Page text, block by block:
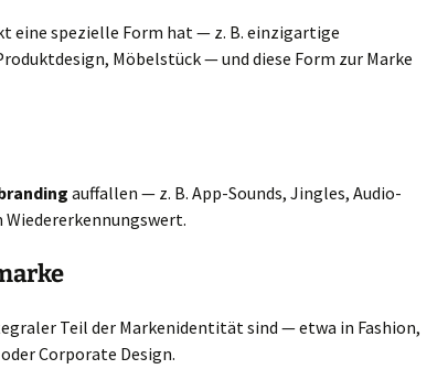
eine spezielle Form hat — z. B. einzigartige
Möbelstück — und diese Form zur Marke
auffallen — z. B. App-Sounds, Jingles, Audio-
Teil der Markenidentität sind — etwa in Fashion,
Corporate Design.